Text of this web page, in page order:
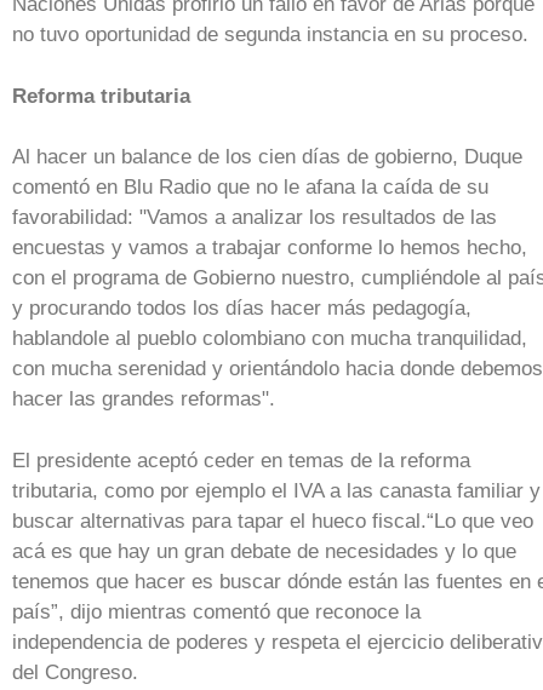
no tuvo oportunidad de segunda instancia en su proceso.
Reforma tributaria
Al hacer un balance de los cien días de gobierno, Duque
comentó en Blu Radio que no le afana la caída de su
favorabilidad: "Vamos a analizar los resultados de las
encuestas y vamos a trabajar conforme lo hemos hecho,
con el programa de Gobierno nuestro, cumpliéndole al
y procurando todos los días hacer más pedagogía,
hablandole al pueblo colombiano con mucha tranquilidad,
con mucha serenidad y orientándolo hacia donde debemos
hacer las grandes reformas".
El presidente aceptó ceder en temas de la reforma
tributaria, como por ejemplo el IVA a las canasta familiar y
buscar alternativas para tapar el hueco fiscal.“Lo que veo
acá es que hay un gran debate de necesidades y lo que
tenemos que hacer es buscar dónde están las fuentes en
país”, dijo mientras comentó que reconoce la
independencia de poderes y respeta el ejercicio
del Congreso.